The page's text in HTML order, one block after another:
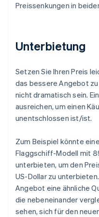
Preissenkungen in
Unterbietung
Setzen Sie Ihren Preis
das bessere Angebot
nicht dramatisch sein.
ausreichen, um einen
unentschlossen ist/ist.
Zum Beispiel könnte
Flaggschiff-Modell mit
unterbieten, um den
US-Dollar zu
Angebot eine ähnliche
die nebeneinander
sehen, sich für den